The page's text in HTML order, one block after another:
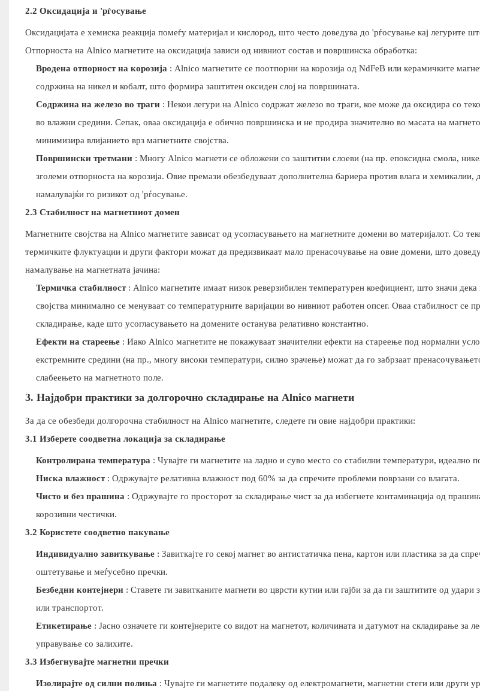
2.2 Оксидација и 'рѓосување
Оксидацијата е хемиска реакција помеѓу материјал и кислород, што често доведува до 'рѓосување кај легурите
Отпорноста на Alnico магнетите на оксидација зависи од нивниот состав и површинска обработка:
Вродена отпорност на корозија : Alnico магнетите се поотпорни на корозија од NdFeB или керамичките
содржина на никел и кобалт, што формира заштитен оксиден слој на површината.
Содржина на железо во траги: Некои легури на Alnico содржат железо во траги, кое може да оксидира со
во влажни средини. Сепак, оваа оксидација е обично површинска и не продира значително во масата на
минимизира влијанието врз магнетните својства.
Површински третмани: Многу Alnico магнети се обложени со заштитни слоеви (на пр. епоксидна смола,
зголеми отпорноста на корозија. Овие премази обезбедуваат дополнителна бариера против влага и хемикалии,
намалувајќи го ризикот од 'рѓосување.
2.3 Стабилност на магнетниот домен
Магнетните својства на Alnico магнетите зависат од усогласувањето на магнетните домени во материјалот. Со
термичките флуктуации и други фактори можат да предизвикаат мало пренасочување на овие домени, што
намалување на магнетната јачина:
Термичка стабилност: Alnico магнетите имаат низок реверзибилен температурен коефициент, што значи дека
својства минимално се менуваат со температурните варијации во нивниот работен опсег. Оваа стабилност се
складирање, каде што усогласувањето на домените останува релативно константно.
Ефекти на стареење: Иако Alnico магнетите не покажуваат значителни ефекти на стареење под нормални
екстремните средини (на пр., многу високи температури, силно зрачење) можат да го забрзаат
слабеењето на магнетното поле.
3. Најдобри практики за долгорочно складирање на Alnico магнети
За да се обезбеди долгорочна стабилност на Alnico магнетите, следете ги овие најдобри практики:
3.1 Изберете соодветна локација за складирање
Контролирана температура : Чувајте ги магнетите на ладно и суво место со стабилни температури, идеално
Ниска влажност: Одржувајте релативна влажност под 60% за да спречите проблеми поврзани со влагата.
Чисто и без прашина : Одржувајте го просторот за складирање чист за да избегнете контаминација од
корозивни честички.
3.2 Користете соодветно пакување
Индивидуално завиткување: Завиткајте го секој магнет во антистатичка пена, картон или пластика за да
оштетување и меѓусебно пречки.
Безбедни контејнери: Ставете ги завитканите магнети во цврсти кутии или гајби за да ги заштитите од удари
или транспортот.
Етикетирање: Јасно означете ги контејнерите со видот на магнетот, количината и датумот на складирање за
управување со залихите.
3.3 Избегнувајте магнетни пречки
Изолирајте од силни полиња : Чувајте ги магнетите подалеку од електромагнети, магнетни стеги или други